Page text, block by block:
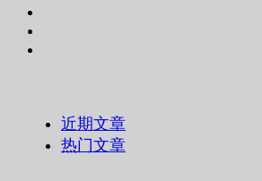
近期文章
热门文章